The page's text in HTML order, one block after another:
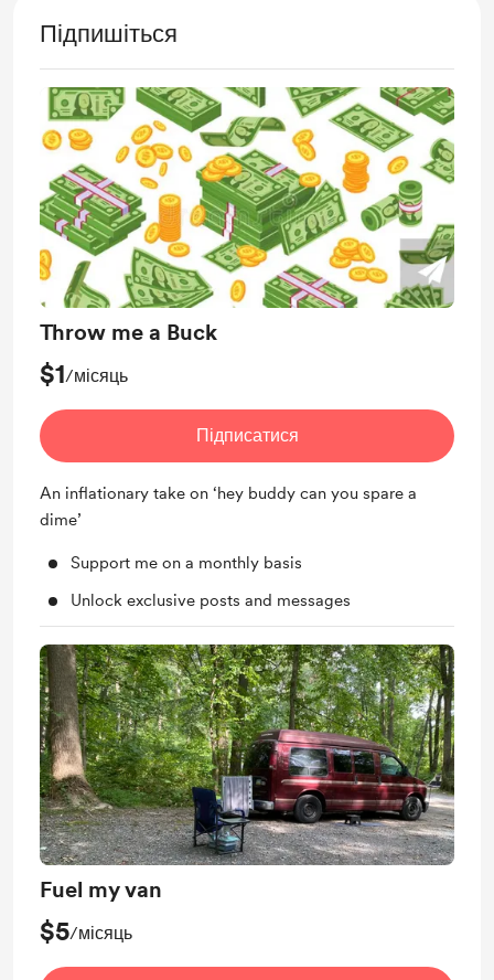
Підпишіться
Throw me a Buck
$1/місяць
Підписатися
An inflationary take on ‘hey buddy can you spare a
dime’
Support me on a monthly basis
Unlock exclusive posts and messages
Fuel my van
$5/місяць